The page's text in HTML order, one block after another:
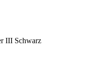
III Schwarz